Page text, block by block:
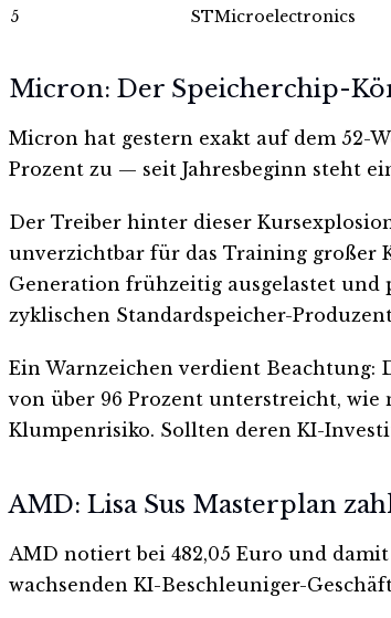
5
STMicroelectronics
Micron: Der Speicherchip-
Micron hat gestern exakt auf dem 52-
Prozent zu — seit Jahresbeginn steht
Der Treiber hinter dieser
unverzichtbar für das Training großer
Generation frühzeitig ausgelastet und
zyklischen Standardspeicher-
Ein Warnzeichen verdient
von über 96 Prozent unterstreicht, wie
Klumpenrisiko. Sollten deren KI-
AMD: Lisa Sus Masterplan
AMD notiert bei 482,05 Euro und
wachsenden KI-Beschleuniger-